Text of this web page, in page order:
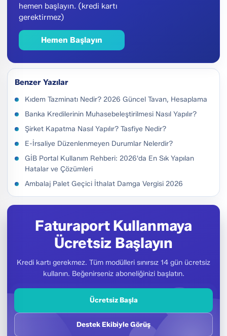
hemen başlayın. (kredi kartı
gerektirmez)
Hemen Başlayın
Benzer Yazılar
Kıdem Tazminatı Nedir? 2026 Güncel Tavan, Hesaplama
Banka Kredilerinin Muhasebeleştirilmesi Nasıl Yapılır?
Şirket Kapatma Nasıl Yapılır? Tasfiye Nedir?
E-İrsaliye Düzenlenmeyen Durumlar Nelerdir?
GİB Portal Kullanım Rehberi: 2026'da En Sık Yapılan
Hatalar ve Çözümleri
Ambalaj Palet Geçici İthalat Damga Vergisi 2026
Faturaport Kullanmaya
Ücretsiz Başlayın
Kredi kartı gerekmez. Tüm modülleri sınırsız 14 gün ücretsiz
kullanın. Beğenirseniz aboneliğinizi başlatın.
Ücretsiz Başla
Destek Ekibiyle Görüş